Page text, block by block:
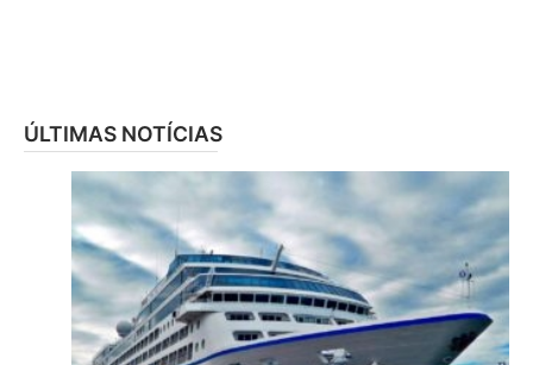
ÚLTIMAS NOTÍCIAS